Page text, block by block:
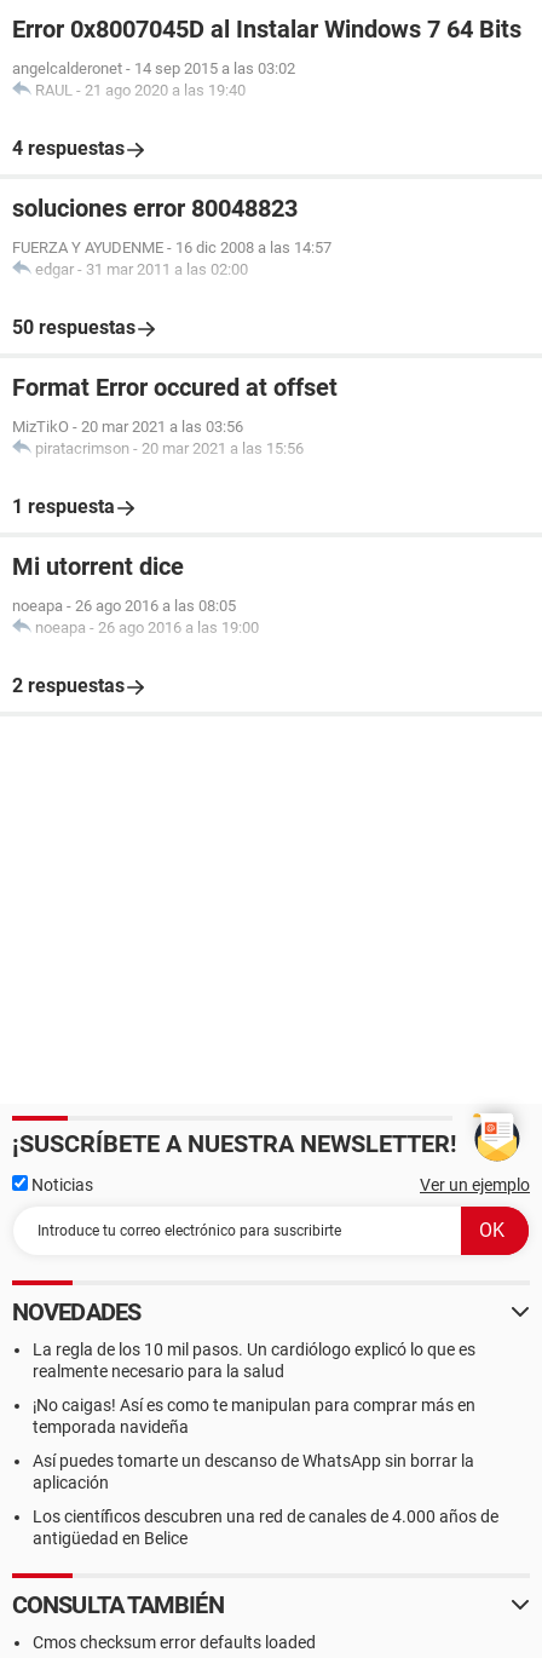
Error 0x8007045D al Instalar Windows 7 64 Bits
angelcalderonet - 14 sep 2015 a las 03:02
RAUL - 21 ago 2020 a las 19:40
4 respuestas
soluciones error 80048823
FUERZA Y AYUDENME - 16 dic 2008 a las 14:57
edgar - 31 mar 2011 a las 02:00
50 respuestas
Format Error occured at offset
MizTikO - 20 mar 2021 a las 03:56
piratacrimson - 20 mar 2021 a las 15:56
1 respuesta
Mi utorrent dice
noeapa - 26 ago 2016 a las 08:05
noeapa - 26 ago 2016 a las 19:00
2 respuestas
¡SUSCRÍBETE A NUESTRA NEWSLETTER!
Noticias Ver un ejemplo
NOVEDADES
La regla de los 10 mil pasos. Un cardiólogo explicó lo que es
realmente necesario para la salud
¡No caigas! Así es como te manipulan para comprar más en
temporada navideña
Así puedes tomarte un descanso de WhatsApp sin borrar la
aplicación
Los científicos descubren una red de canales de 4.000 años de
antigüedad en Belice
CONSULTA TAMBIÉN
Cmos checksum error defaults loaded